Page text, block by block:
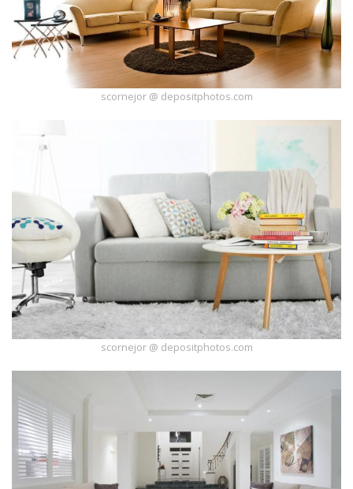
scornejor @ depositphotos.com
scornejor @ depositphotos.com